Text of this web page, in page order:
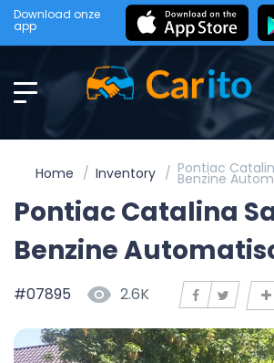
Download onze
app
Home Inventory Pontiac
Benzine
Pontiac Catalina
Benzine
#07895 2.6K